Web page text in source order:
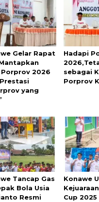
Gelar Rapat
2026
yang
Hadapi
sebagai
Porprov
Tancap Gas
Bola Usia
Resmi
Konawe
Cup